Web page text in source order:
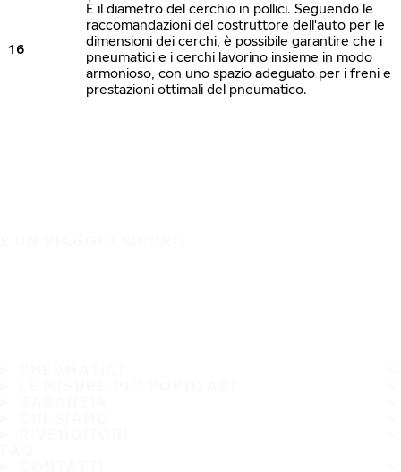
16
È il diametro del cerchio in pollici. Seguendo le
raccomandazioni del costruttore dell'auto per le
dimensioni dei cerchi, è possibile garantire che i
pneumatici e i cerchi lavorino insieme in modo
armonioso, con uno spazio adeguato per i freni e
prestazioni ottimali del pneumatico.